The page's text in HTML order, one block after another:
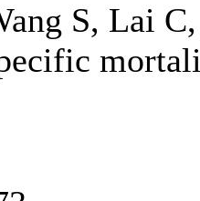
S, Lai